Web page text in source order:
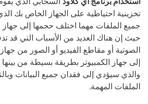
تخزينية احتياطية على الجهاز الخاص بك
جميع الملفات مهما اختلف حجمها إلى جهاز
حيث إن هناك العديد من الأسباب التي قد
والذي سيؤدي إلى فقدان جميع البيانات
الملفات المهمة.